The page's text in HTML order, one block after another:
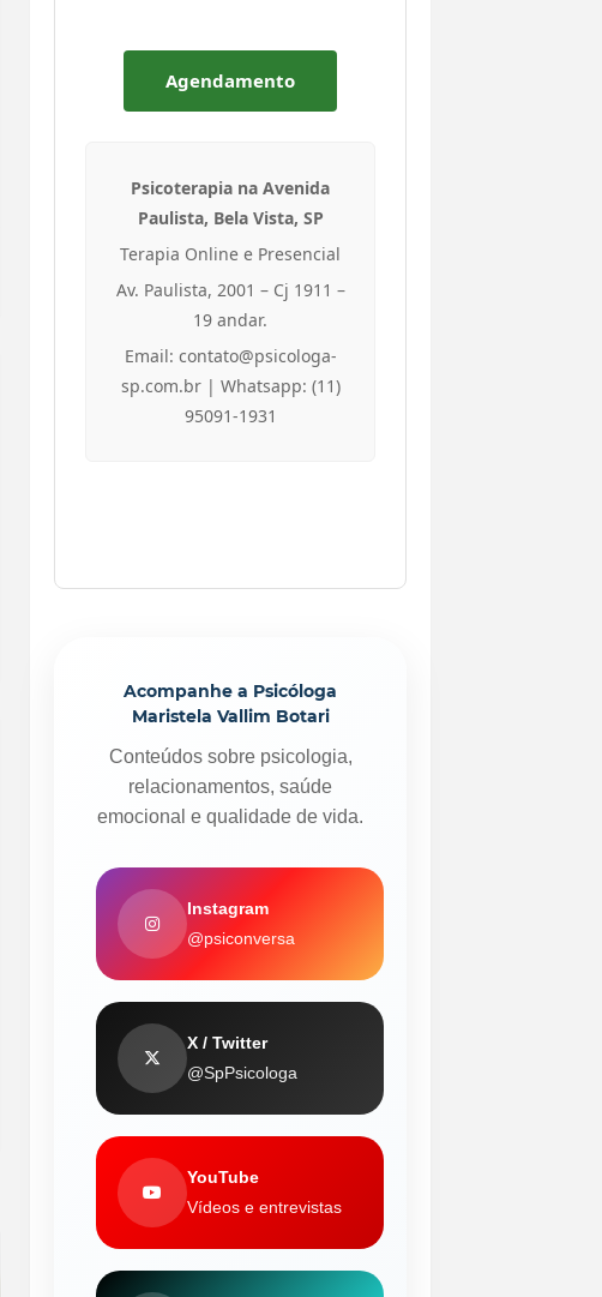
Agendamento
Psicoterapia na Avenida
Paulista, Bela Vista, SP
Terapia Online e Presencial
Av. Paulista, 2001 – Cj 1911 –
19 andar.
Email: contato@psicologa-
sp.com.br | Whatsapp: (11)
95091-1931
Acompanhe a Psicóloga
Maristela Vallim Botari
Conteúdos sobre psicologia,
relacionamentos, saúde
emocional e qualidade de vida.
Instagram
@psiconversa
X / Twitter
@SpPsicologa
YouTube
Vídeos e entrevistas